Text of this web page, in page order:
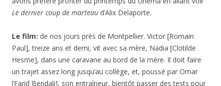
Le dernier coup de marteau d’Alix Delaporte.
Le film: de nos jours près de Montpellier. Victor [Romain
Paul], treize ans et demi, vit avec sa mère, Nadia [Clotilde
Hesme], dans une caravane au bord de la mère. Il doit faire
un trajet assez long jusqu’au collège, et, poussé par Omar
[Farid Bendali], son entraîneur, bientôt passer des tests pour